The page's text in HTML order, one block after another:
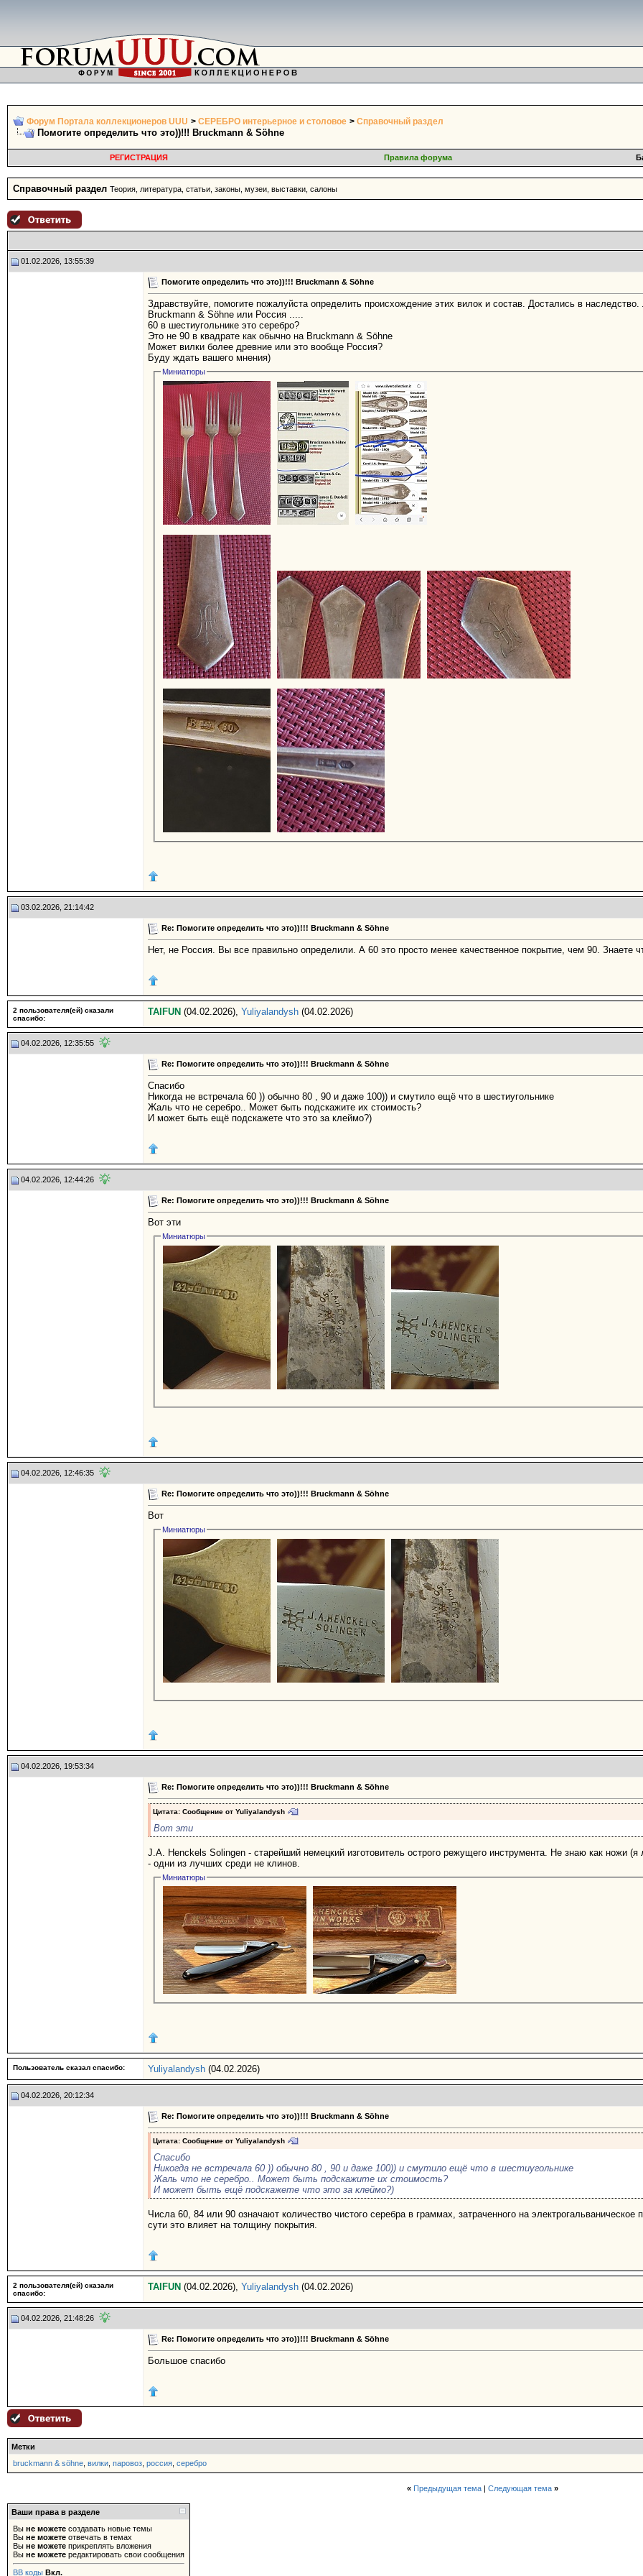
Форум Портала коллекционеров UUU > СЕРЕБРО интерьерное и столовое > Справочный раздел
Помогите определить что это))!!! Bruckmann & Söhne
РЕГИСТРАЦИЯ Правила форума
Справочный раздел Теория, литература, статьи, законы, музеи, выставки, салоны
01.02.2026, 13:55:39
Помогите определить что это))!!! Bruckmann & Söhne
Здравствуйте, помогите пожалуйста определить происхождение этих вилок и состав. Достались в
Bruckmann & Söhne или Россия .....
60 в шестиугольнике это серебро?
Это не 90 в квадрате как обычно на Bruckmann & Söhne
Может вилки более древние или это вообще Россия?
Буду ждать вашего мнения)
Миниатюры
03.02.2026, 21:14:42
Re: Помогите определить что это))!!! Bruckmann & Söhne
Нет, не Россия. Вы все правильно определили. А 60 это просто менее качественное покрытие, чем 90. Знаете
2 пользователя(ей) сказали
cпасибо:
TAIFUN (04.02.2026), Yuliyalandysh (04.02.2026)
04.02.2026, 12:35:55
Re: Помогите определить что это))!!! Bruckmann & Söhne
Спасибо
Никогда не встречала 60 )) обычно 80 , 90 и даже 100)) и смутило ещё что в шестиугольнике
Жаль что не серебро.. Может быть подскажите их стоимость?
И может быть ещё подскажете что это за клеймо?)
04.02.2026, 12:44:26
Re: Помогите определить что это))!!! Bruckmann & Söhne
Вот эти
Миниатюры
04.02.2026, 12:46:35
Re: Помогите определить что это))!!! Bruckmann & Söhne
Вот
Миниатюры
04.02.2026, 19:53:34
Re: Помогите определить что это))!!! Bruckmann & Söhne
Цитата: Сообщение от Yuliyalandysh
Вот эти
J.A. Henckels Solingen - старейший немецкий изготовитель острого режущего инструмента. Не знаю как ножи
- одни из лучших среди не клинов.
Миниатюры
Пользователь сказал cпасибо: Yuliyalandysh (04.02.2026)
04.02.2026, 20:12:34
Re: Помогите определить что это))!!! Bruckmann & Söhne
Цитата: Сообщение от Yuliyalandysh
Спасибо
Никогда не встречала 60 )) обычно 80 , 90 и даже 100)) и смутило ещё что в шестиугольнике
Жаль что не серебро.. Может быть подскажите их стоимость?
И может быть ещё подскажете что это за клеймо?)
Числа 60, 84 или 90 означают количество чистого серебра в граммах, затраченного на
сути это влияет на толщину покрытия.
2 пользователя(ей) сказали
cпасибо:
TAIFUN (04.02.2026), Yuliyalandysh (04.02.2026)
04.02.2026, 21:48:26
Re: Помогите определить что это))!!! Bruckmann & Söhne
Большое спасибо
Метки
bruckmann & söhne вилки паровоз россия серебро
« Предыдущая тема| Следующая тема »
Ваши права в разделе
Вы не можете создавать новые темы
Вы не можете отвечать в темах
Вы не можете прикреплять вложения
Вы не можете редактировать свои сообщения
BB коды Вкл.